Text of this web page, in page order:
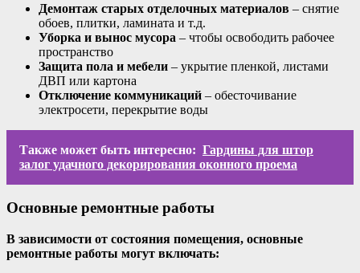
Демонтаж старых отделочных материалов – снятие
обоев, плитки, ламината и т.д.
Уборка и вынос мусора – чтобы освободить рабочее
пространство
Защита пола и мебели – укрытие пленкой, листами
ДВП или картона
Отключение коммуникаций – обесточивание
электросети, перекрытие воды
Также может быть интересно: Гардины для штор
залог удачного декорирования оконного проема
Основные ремонтные работы
В зависимости от состояния помещения, основные
ремонтные работы могут включать: